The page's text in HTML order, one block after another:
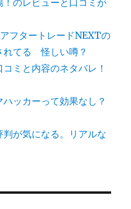
のレビューと口コミが
フタートレードNEXTの
れてる 怪しい噂？
ミと内容のネタバレ！
ッカーって効果なし？
が気になる。リアルな